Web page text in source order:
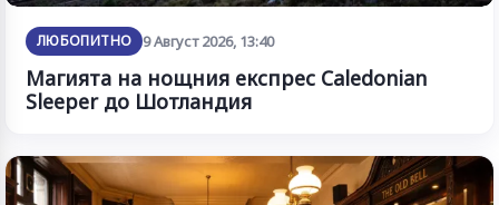
ЛЮБОПИТНО 9 Август 2026, 13:40
Магията на нощния експрес Caledonian
Sleeper до Шотландия